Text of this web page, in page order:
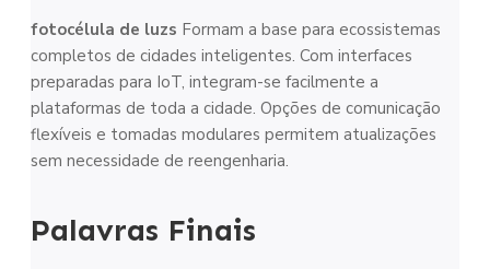
fotocélula de luzs Formam a base para ecossistemas
completos de cidades inteligentes. Com interfaces
preparadas para IoT, integram-se facilmente a
plataformas de toda a cidade. Opções de comunicação
flexíveis e tomadas modulares permitem atualizações
sem necessidade de reengenharia.
Palavras Finais